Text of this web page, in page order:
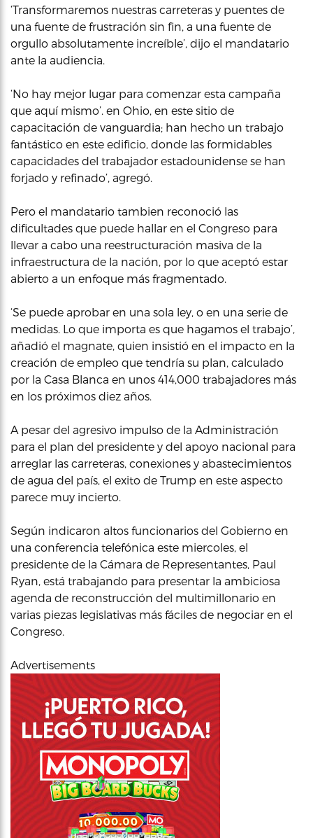
‘Transformaremos nuestras carreteras y puentes de
una fuente de frustración sin fin, a una fuente de
orgullo absolutamente increíble’, dijo el mandatario
ante la audiencia.
‘No hay mejor lugar para comenzar esta campaña
que aquí mismo’. en Ohio, en este sitio de
capacitación de vanguardia; han hecho un trabajo
fantástico en este edificio, donde las formidables
capacidades del trabajador estadounidense se han
forjado y refinado’, agregó.
Pero el mandatario tambien reconoció las
dificultades que puede hallar en el Congreso para
llevar a cabo una reestructuración masiva de la
infraestructura de la nación, por lo que aceptó estar
abierto a un enfoque más fragmentado.
‘Se puede aprobar en una sola ley, o en una serie de
medidas. Lo que importa es que hagamos el trabajo’,
añadió el magnate, quien insistió en el impacto en la
creación de empleo que tendría su plan, calculado
por la Casa Blanca en unos 414,000 trabajadores más
en los próximos diez años.
A pesar del agresivo impulso de la Administración
para el plan del presidente y del apoyo nacional para
arreglar las carreteras, conexiones y abastecimientos
de agua del país, el exito de Trump en este aspecto
parece muy incierto.
Según indicaron altos funcionarios del Gobierno en
una conferencia telefónica este miercoles, el
presidente de la Cámara de Representantes, Paul
Ryan, está trabajando para presentar la ambiciosa
agenda de reconstrucción del multimillonario en
varias piezas legislativas más fáciles de negociar en el
Congreso.
Advertisements